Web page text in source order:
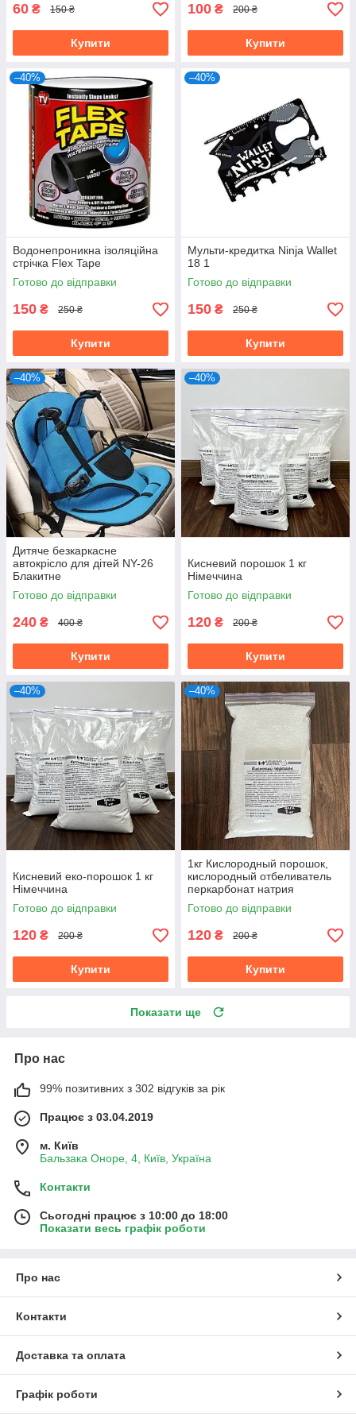
60 ₴ 150 ₴
Купити
100 ₴ 200 ₴
Купити
–40%
Водонепроникна ізоляційна
стрічка Flex Tape
Готово до відправки
150 ₴ 250 ₴
Купити
–40%
Мульти-кредитка Ninja Wallet
18 1
Готово до відправки
150 ₴ 250 ₴
Купити
–40%
Дитяче безкаркасне
автокрісло для дітей NY-26
Блакитне
Готово до відправки
240 ₴ 400 ₴
Купити
–40%
Кисневий порошок 1 кг
Німеччина
Готово до відправки
120 ₴ 200 ₴
Купити
–40%
Кисневий еко-порошок 1 кг
Німеччина
Готово до відправки
120 ₴ 200 ₴
Купити
–40%
1кг Кислородный порошок,
кислородный отбеливатель
перкарбонат натрия
Готово до відправки
120 ₴ 200 ₴
Купити
Показати ще
Про нас
99% позитивних з 302 відгуків за рік
Працює з 03.04.2019
м. Київ
Бальзака Оноре, 4, Київ, Україна
Контакти
Сьогодні працює з 10:00 до 18:00
Показати весь графік роботи
Про нас
Контакти
Доставка та оплата
Графік роботи